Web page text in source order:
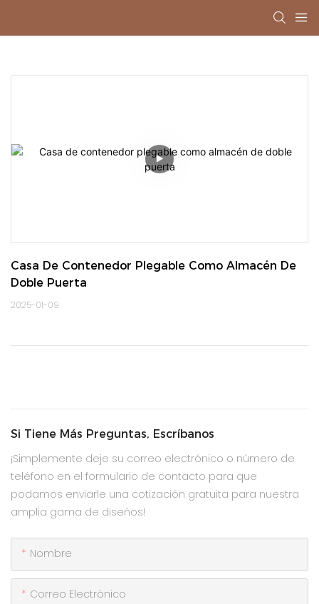
Casa De Contenedor Plegable Como Almacén De
Doble Puerta
2025-01-09
Si Tiene Más Preguntas, Escríbanos
¡Simplemente deje su correo electrónico o número de
teléfono en el formulario de contacto para que
podamos enviarle una cotización gratuita para nuestra
amplia gama de diseños!
Nombre
Correo Electrónico